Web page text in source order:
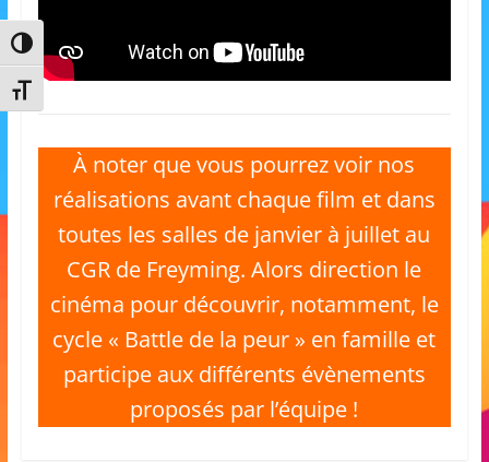
Passer en contraste élevé
Changer la taille de la police
a
r
i
r
d
e
a
s
a
v
À noter que vous pourrez voir nos
réalisations avant chaque film et dans
toutes les salles de janvier à juillet au
CGR de Freyming. Alors direction le
cinéma pour découvrir, notamment, le
cycle « Battle de la peur » en famille et
participe aux différents évènements
proposés par l’équipe !